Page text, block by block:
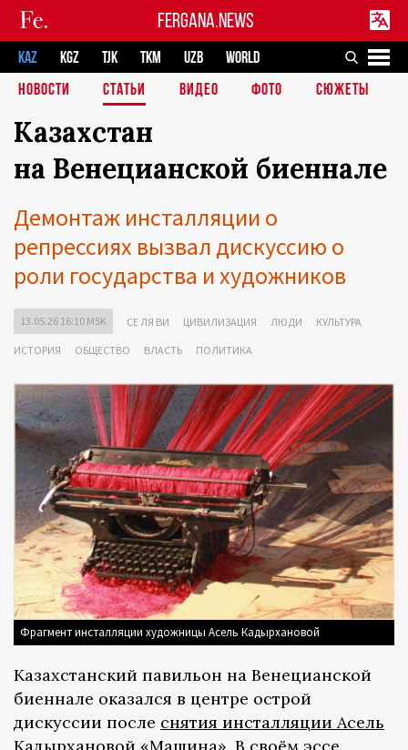
FERGANA.NEWS
KAZ KGZ TJK TKM UZB
WORLD
НОВОСТИ
СТАТЬИ ВИДЕО ФОТО СЮЖЕТЫ
Казахстан
на Венецианской биеннале
Демонтаж инсталляции о
репрессиях вызвал дискуссию о
роли государства и художников
13.05.26 16:10 MSK СЕ ЛЯ ВИ ЦИВИЛИЗАЦИЯ ЛЮДИ КУЛЬТУРА
ИСТОРИЯ ОБЩЕСТВО ВЛАСТЬ ПОЛИТИКА
Фрагмент инсталляции художницы Асель Кадырхановой
Казахстанский павильон на Венецианской
биеннале оказался в центре острой
дискуссии после снятия инсталляции Асель
Кадырхановой «Машина». В своём эссе